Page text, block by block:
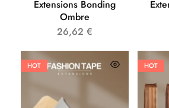
Extensions Bonding
Ombre
26,62 €
HOT HOT